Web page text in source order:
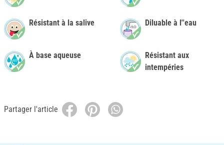
Résistant à la salive
À base aqueuse
Diluable à l''eau
Résistant aux
intempéries
Partager l'article